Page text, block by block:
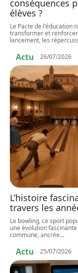
conséquences
élèves ?
Le Pacte de l'éducation
transformer et
lancement, les
Actu 26/07/2026
L’histoire
travers les
Le bowling, ce sport
une évolution
commune, ancrée…
Actu 25/07/2026